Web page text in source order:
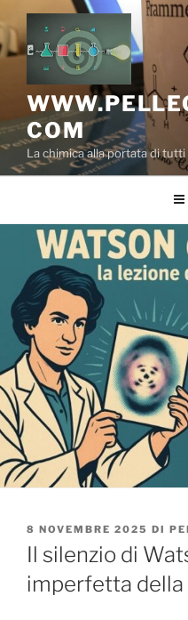
Salta
al
contenuto
COM
La chimica alla portata di tutti
PUBBLICATO
IL
8 NOVEMBRE 2025 DI
Il silenzio di
imperfetta della